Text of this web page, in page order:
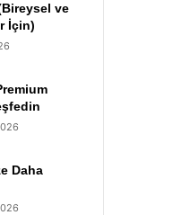
ve
İçin)
Daha